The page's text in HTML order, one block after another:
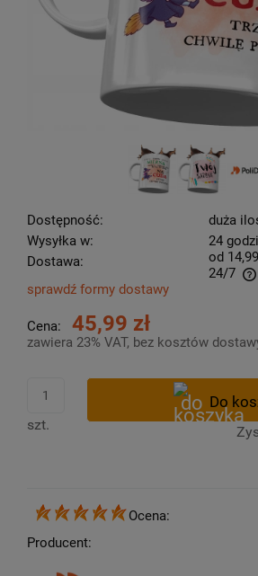
Dostępność:
duża
Wysyłka w:
24
Dostawa:
od
24/7
Cena nie zawiera ewentualnych kosztów
sprawdź formy dostawy
Cena: 45,99 zł
zawiera 23% VAT, bez kosztów
szt.
Ocena:
Producent: